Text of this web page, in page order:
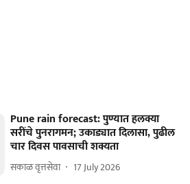
Pune rain forecast: पुण्यात हलक्या
सरींचे पुनरागमन; उकाड्यात दिलासा, पुढील
चार दिवस पावसाची शक्यता
सकाळ वृत्तसेवा 17 July 2026